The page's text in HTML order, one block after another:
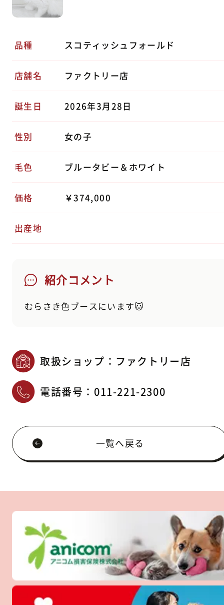
品種 スコティッシュフォールド
店舗名 ファクトリー店
誕生日 2026年3月28日
性別 女の子
毛色 ブルータビー＆ホワイト
価格 ￥374,000
出産地
紹介コメント
むらさき色ブースにいます🐱
取扱ショップ：ファクトリー店
電話番号： 011-221-2300
一覧へ戻る